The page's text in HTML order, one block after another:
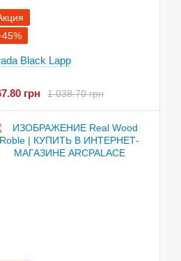
Black Lapp
1 038.70 грн
грн